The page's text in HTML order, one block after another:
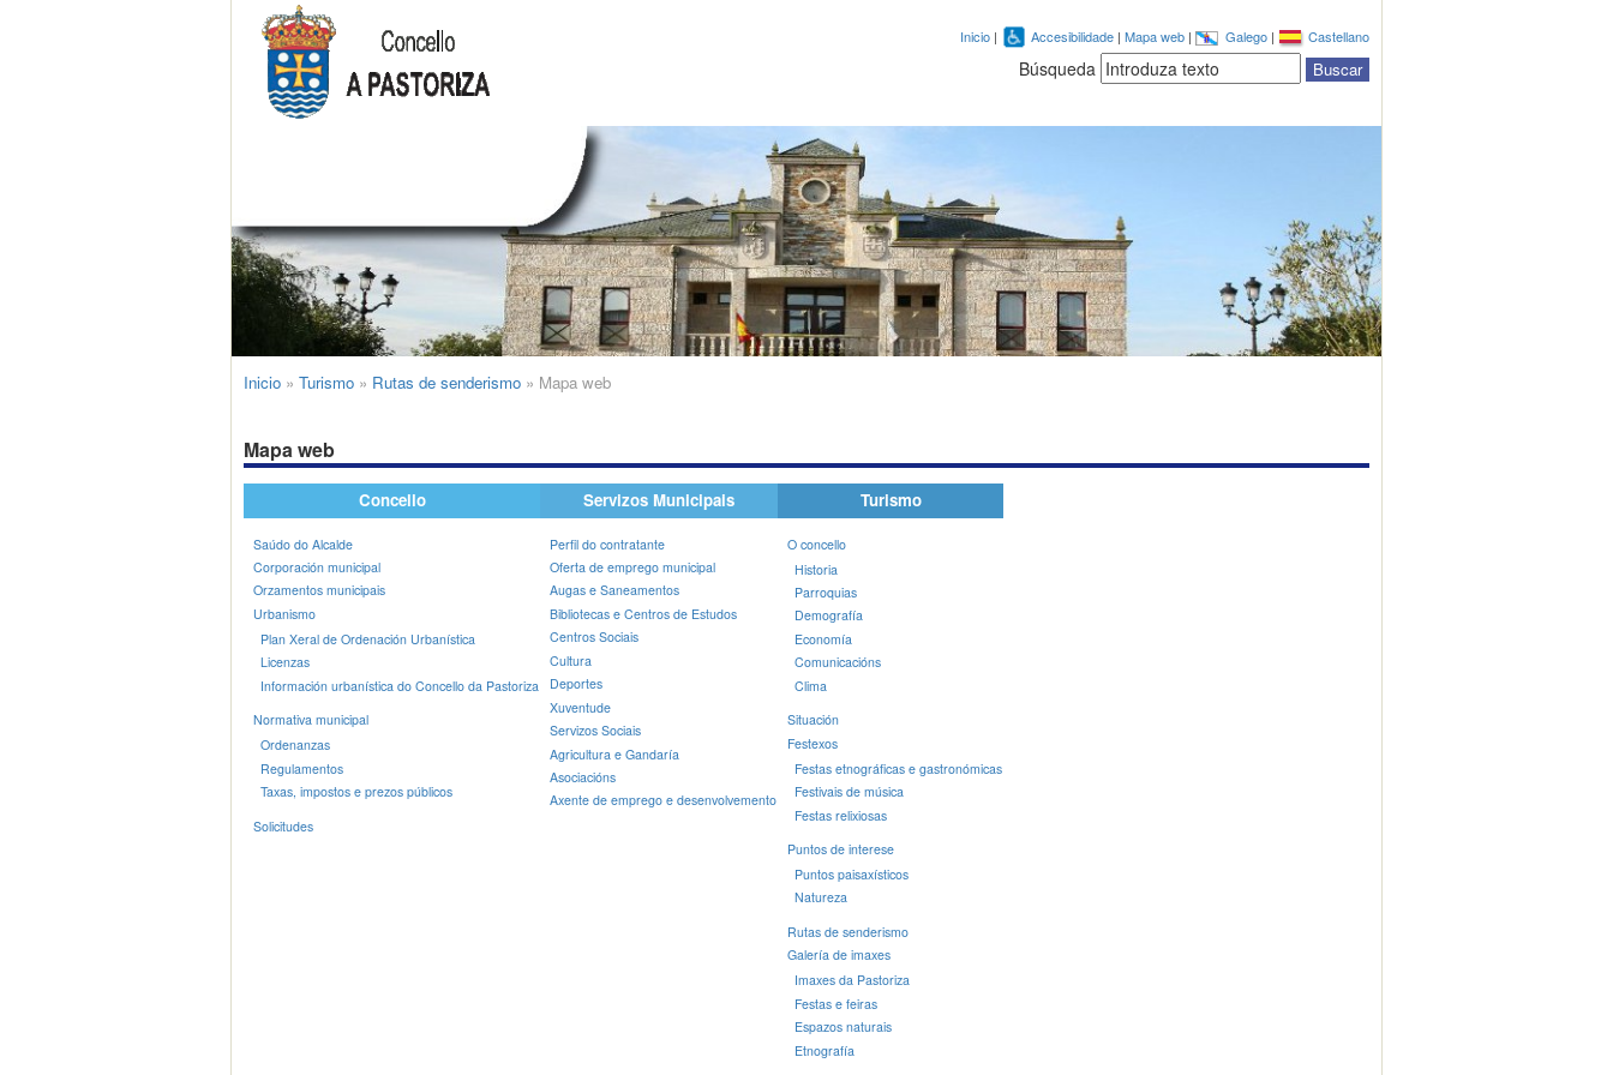
Inicio | Accesibilidade | Mapa web | Galego | Castellano
Búsqueda
Inicio » Turismo » Rutas de senderismo » Mapa web
Mapa web
Concello
Saúdo do Alcalde
Corporación municipal
Orzamentos municipais
Urbanismo
Plan Xeral de Ordenación Urbanística
Licenzas
Información urbanística do Concello da Pastoriza
Normativa municipal
Ordenanzas
Regulamentos
Taxas, impostos e prezos públicos
Solicitudes
Servizos Municipais
Perfil do contratante
Oferta de emprego municipal
Augas e Saneamentos
Bibliotecas e Centros de Estudos
Centros Sociais
Cultura
Deportes
Xuventude
Servizos Sociais
Agricultura e Gandaría
Asociacións
Axente de emprego e desenvolvemento
Turismo
O concello
Historia
Parroquias
Demografía
Economía
Comunicacións
Clima
Situación
Festexos
Festas etnográficas e gastronómicas
Festivais de música
Festas relixiosas
Puntos de interese
Puntos paisaxísticos
Natureza
Rutas de senderismo
Galería de imaxes
Imaxes da Pastoriza
Festas e feiras
Espazos naturais
Etnografía